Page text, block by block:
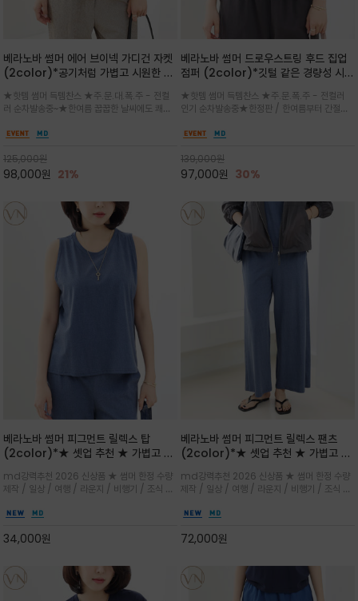
베라노바 썸머 에어 브이넥 가디건 자켓
(2color)*공기처럼 가볍고 시원한 나
브이넥 디자인이라 부담없이 쓱쓱~걸치
는 꾸안꾸!!가볍고 바스락한 나일론 블렌
드 소재감이 세련된 무드를 더해주는 가
★핫템 썸머 득템찬스 ★주.문.대.폭.주 - 전컬
러 순차발송중~★한여름 꿉꿉한 날씨에도 쾌적
일 자켓은 가벼운 무게감과 방수성 덕분에 여름
등과 밸런스를 맞춥니다
125,000원
98,000원 21%
베라노바 썸머 드로우스트링 후드 집업
점퍼 (2color)*깃털 같은 경량성 시원
(Volume Fit)가볍지만 입체적인 실
루엣을 유지하는 구조적 디자인
★핫템 썸머 득템찬스 ★주.문.폭.주 - 전컬러
인기 순차발송중★한정판 / 한여름부터 간절기
단 스토퍼 디테일로 핏 조절이 가능해 실용적/바
가볍게 비치는 세련된후드
139,000원
97,000원 30%
베라노바 썸머 피그먼트 릴렉스 탑
(2color)*★ 셋업 추천 ★ 가볍고 부
튼 소재로 완성
md강력추천 2026 신상품 ★ 썸머 한정 수량
제작 / 일상 / 여행 / 라운지 / 비행기 / 조식 /
그먼트로 제작되어 편하고 가볍게 후회없으실 아
34,000원
베라노바 썸머 피그먼트 릴렉스 팬츠
(2color)*★ 셋업 추천 ★ 가볍고 부
튼 소재로 완성
md강력추천 2026 신상품 ★ 썸머 한정 수량
제작 / 일상 / 여행 / 라운지 / 비행기 / 조식 /
그먼트로 제작되어 편하고 가볍게 후회없으실 아
72,000원